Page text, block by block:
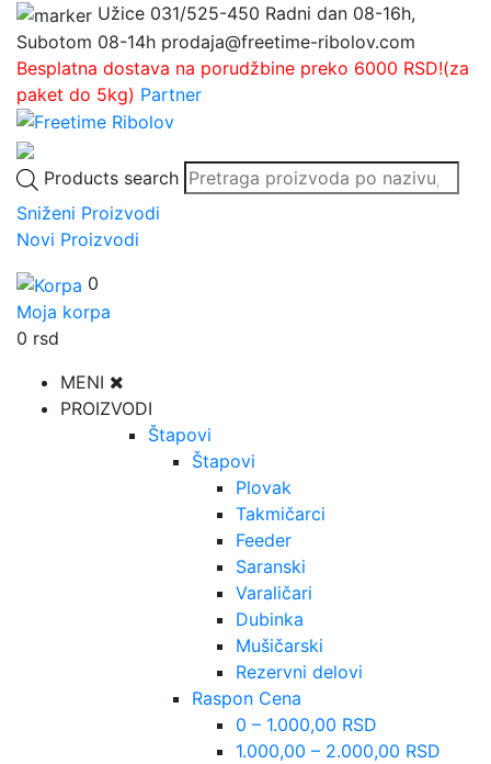
Užice 031/525-450 Radni dan 08-16h,
Subotom 08-14h prodaja@freetime-ribolov.com
Besplatna dostava na porudžbine preko 6000 RSD!(za
paket do 5kg) Partner
Products search
Sniženi Proizvodi
Novi Proizvodi
0
Moja korpa
0 rsd
MENI
PROIZVODI
Štapovi
Štapovi
Plovak
Takmičarci
Feeder
Saranski
Varaličari
Dubinka
Mušičarski
Rezervni delovi
Raspon Cena
0 – 1.000,00 RSD
1.000,00 – 2.000,00 RSD